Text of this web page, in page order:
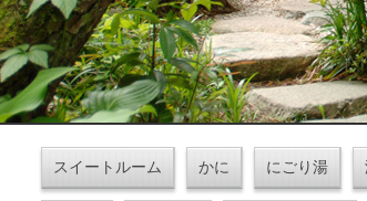
スイートルーム かに にごり湯